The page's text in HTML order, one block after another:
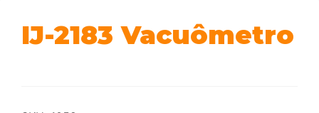
IJ-2183 Vacuômetro